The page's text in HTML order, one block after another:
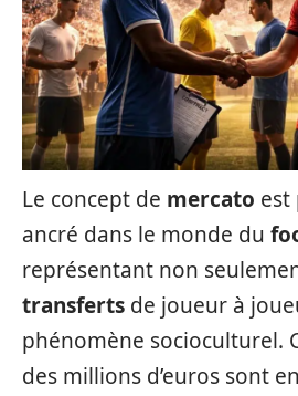
Le concept de mercato
ancré dans le monde du
représentant non
transferts de joueur à
phénomène socioculturel.
des millions d’euros sont